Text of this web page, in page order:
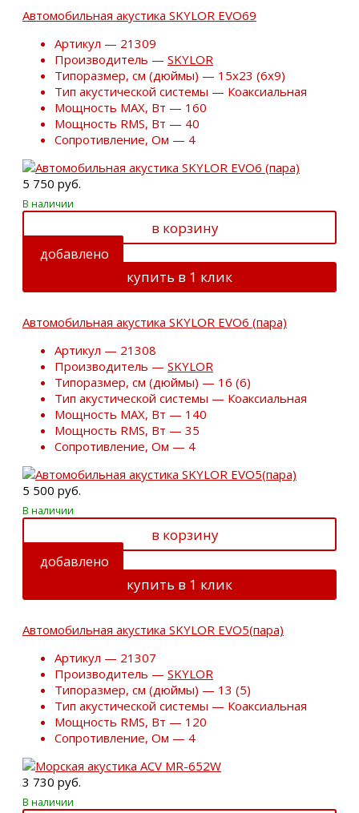
Автомобильная акустика SKYLOR EVO69
Артикул — 21309
Производитель — SKYLOR
Типоразмер, см (дюймы) — 15х23 (6х9)
Тип акустической системы — Коаксиальная
Мощность MAX, Вт — 160
Мощность RMS, Вт — 40
Сопротивление, Ом — 4
5 750 руб.
В наличии
в корзину
добавлено
купить в 1 клик
Автомобильная акустика SKYLOR EVO6 (пара)
Артикул — 21308
Производитель — SKYLOR
Типоразмер, см (дюймы) — 16 (6)
Тип акустической системы — Коаксиальная
Мощность MAX, Вт — 140
Мощность RMS, Вт — 35
Сопротивление, Ом — 4
5 500 руб.
В наличии
в корзину
добавлено
купить в 1 клик
Автомобильная акустика SKYLOR EVO5(пара)
Артикул — 21307
Производитель — SKYLOR
Типоразмер, см (дюймы) — 13 (5)
Тип акустической системы — Коаксиальная
Мощность RMS, Вт — 120
Сопротивление, Ом — 4
3 730 руб.
В наличии